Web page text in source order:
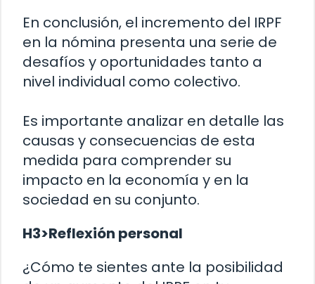
En conclusión, el incremento del IRPF
en la nómina presenta una serie de
desafíos y oportunidades tanto a
nivel individual como colectivo.
Es importante analizar en detalle las
causas y consecuencias de esta
medida para comprender su
impacto en la economía y en la
sociedad en su conjunto.
H3>Reflexión personal
¿Cómo te sientes ante la posibilidad